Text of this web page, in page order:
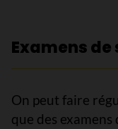
Examens de
On peut faire
que des